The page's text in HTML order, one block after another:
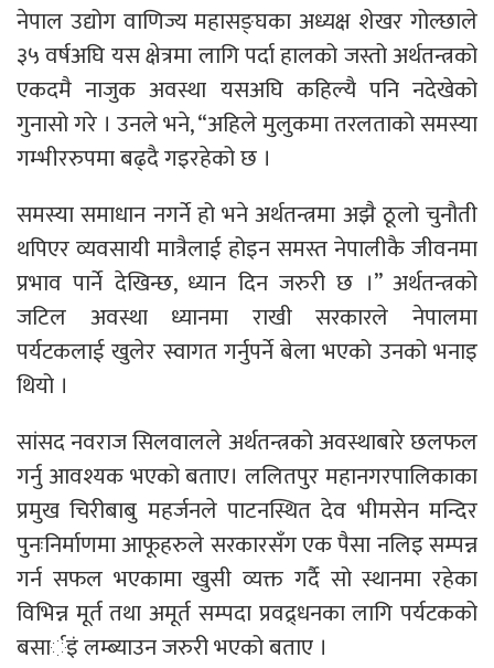
नेपाल उद्योग वाणिज्य महासङ्घका अध्यक्ष शेखर गोल्छाले
३५ वर्षअघि यस क्षेत्रमा लागि पर्दा हालको जस्तो अर्थतन्त्रको
एकदमै नाजुक अवस्था यसअघि कहिल्यै पनि नदेखेको
गुनासो गरे । उनले भने, “अहिले मुलुकमा तरलताको समस्या
गम्भीररुपमा बढ्दै गइरहेको छ ।
समस्या समाधान नगर्ने हो भने अर्थतन्त्रमा अझै ठूलो चुनौती
थपिएर व्यवसायी मात्रैलाई होइन समस्त नेपालीकै जीवनमा
प्रभाव पार्ने देखिन्छ, ध्यान दिन जरुरी छ ।” अर्थतन्त्रको
जटिल अवस्था ध्यानमा राखी सरकारले नेपालमा
पर्यटकलाई खुलेर स्वागत गर्नुपर्ने बेला भएको उनको भनाइ
थियो ।
सांसद नवराज सिलवालले अर्थतन्त्रको अवस्थाबारे छलफल
गर्नु आवश्यक भएको बताए। ललितपुर महानगरपालिकाका
प्रमुख चिरीबाबु महर्जनले पाटनस्थित देव भीमसेन मन्दिर
पुनःनिर्माणमा आफूहरुले सरकारसँग एक पैसा नलिइ सम्पन्न
गर्न सफल भएकामा खुसी व्यक्त गर्दै सो स्थानमा रहेका
विभिन्न मूर्त तथा अमूर्त सम्पदा प्रवद्र्धनका लागि पर्यटकको
बसार्इं लम्ब्याउन जरुरी भएको बताए ।